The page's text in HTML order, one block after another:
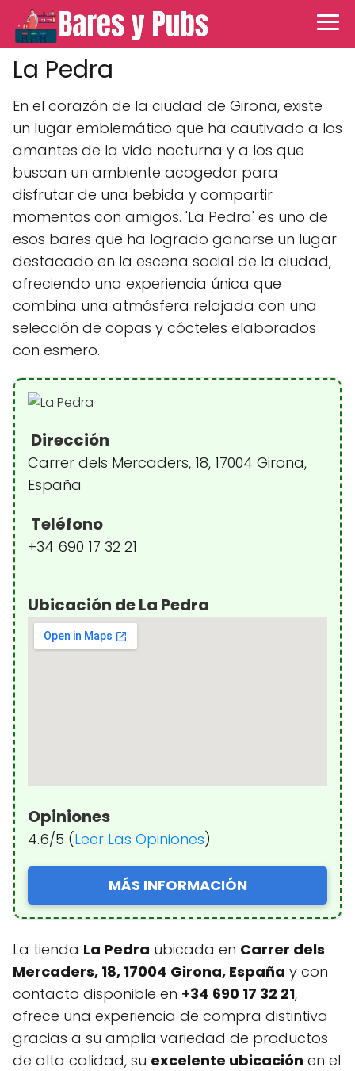
La Pedra
En el corazón de la ciudad de Girona, existe
un lugar emblemático que ha cautivado a los
amantes de la vida nocturna y a los que
buscan un ambiente acogedor para
disfrutar de una bebida y compartir
momentos con amigos. 'La Pedra' es uno de
esos bares que ha logrado ganarse un lugar
destacado en la escena social de la ciudad,
ofreciendo una experiencia única que
combina una atmósfera relajada con una
selección de copas y cócteles elaborados
con esmero.
Dirección
Carrer dels Mercaders, 18, 17004 Girona,
España
Teléfono
+34 690 17 32 21
Ubicación de La Pedra
Opiniones
4.6/5 (Leer Las Opiniones)
MÁS INFORMACIÓN
La tienda La Pedra ubicada en Carrer dels
Mercaders, 18, 17004 Girona, España y con
contacto disponible en +34 690 17 32 21,
ofrece una experiencia de compra distintiva
gracias a su amplia variedad de productos
de alta calidad, su excelente ubicación en el